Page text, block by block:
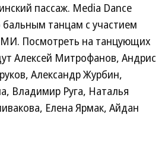
пассаж. Media Dance
танцам с участием
Посмотреть на танцующих
Алексей Митрофанов, Андрис
Александр Журбин,
Владимир Руга, Наталья
Елена Ярмак, Айдан